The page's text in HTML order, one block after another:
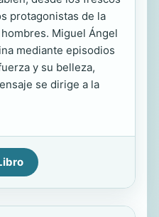
protagonistas de la
Miguel Ángel
mediante episodios
y su belleza,
se dirige a la